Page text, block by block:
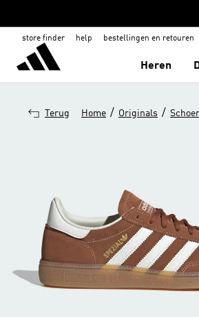
store finder help bestellingen en retouren
Heren
Terug Home / Originals /